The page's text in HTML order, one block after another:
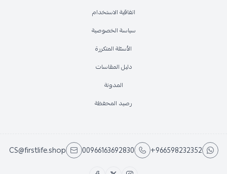
اتفاقية الاستخدام
سياسة الخصوصية
الأسئلة المتكررة
دليل المقاسات
المدونة
رصيد المحفظة
+966598232352
00966163692830
CS@firstlife.shop